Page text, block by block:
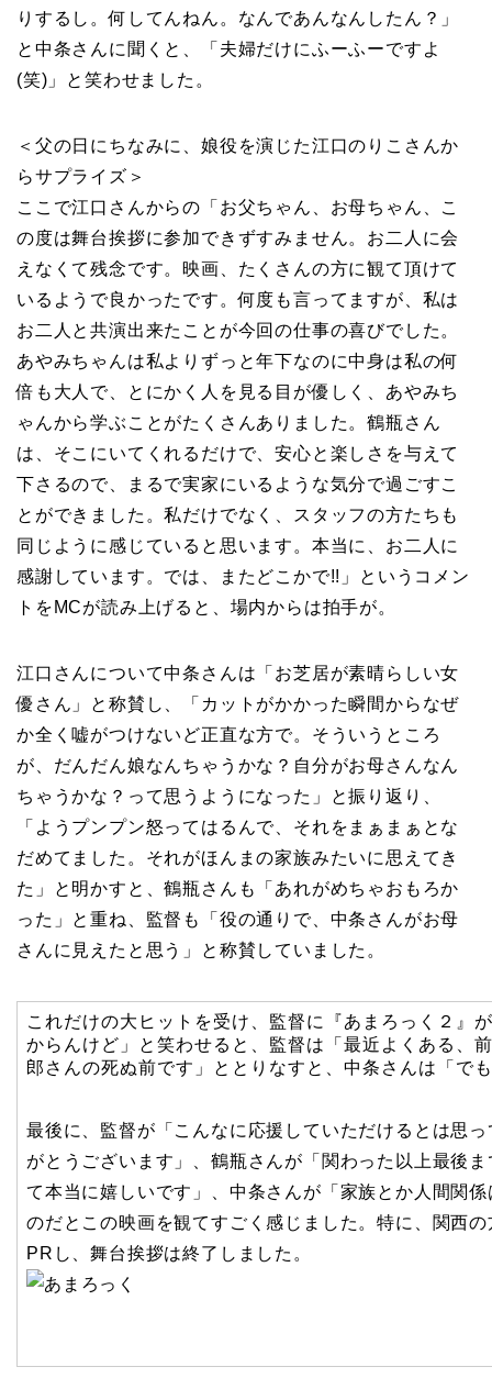
りするし。何してんねん。なんであんなんしたん？」
と中条さんに聞くと、「夫婦だけにふーふーですよ
(笑)」と笑わせました。
＜父の日にちなみに、娘役を演じた江口のりこさんか
らサプライズ＞
ここで江口さんからの「お父ちゃん、お母ちゃん、こ
の度は舞台挨拶に参加できずすみません。お二人に会
えなくて残念です。映画、たくさんの方に観て頂けて
いるようで良かったです。何度も言ってますが、私は
お二人と共演出来たことが今回の仕事の喜びでした。
あやみちゃんは私よりずっと年下なのに中身は私の何
倍も大人で、とにかく人を見る目が優しく、あやみち
ゃんから学ぶことがたくさんありました。鶴瓶さん
は、そこにいてくれるだけで、安心と楽しさを与えて
下さるので、まるで実家にいるような気分で過ごすこ
とができました。私だけでなく、スタッフの方たちも
同じように感じていると思います。本当に、お二人に
感謝しています。では、またどこかで!!」というコメン
トをMCが読み上げると、場内からは拍手が。
江口さんについて中条さんは「お芝居が素晴らしい女
優さん」と称賛し、「カットがかかった瞬間からなぜ
か全く嘘がつけないど正直な方で。そういうところ
が、だんだん娘なんちゃうかな？自分がお母さんなん
ちゃうかな？って思うようになった」と振り返り、
「ようプンプン怒ってはるんで、それをまぁまぁとな
だめてました。それがほんまの家族みたいに思えてき
た」と明かすと、鶴瓶さんも「あれがめちゃおもろか
った」と重ね、監督も「役の通りで、中条さんがお母
さんに見えたと思う」と称賛していました。
これだけの大ヒットを受け、監督に『あまろっく２』
からんけど」と笑わせると、監督は「最近よくある、
郎さんの死ぬ前です」ととりなすと、中条さんは「で
最後に、監督が「こんなに応援していただけるとは思
がとうございます」、鶴瓶さんが「関わった以上最後
て本当に嬉しいです」、中条さんが「家族とか人間関
のだとこの映画を観てすごく感じました。特に、関西
PRし、舞台挨拶は終了しました。